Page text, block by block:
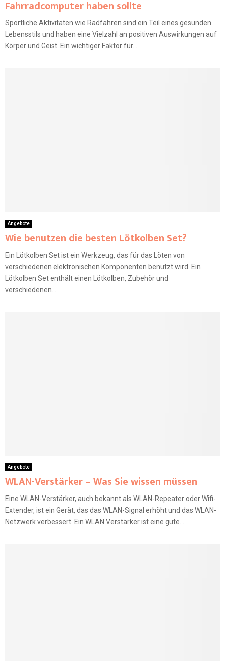
Fahrradcomputer haben sollte
Sportliche Aktivitäten wie Radfahren sind ein Teil eines gesunden
Lebensstils und haben eine Vielzahl an positiven Auswirkungen auf
Körper und Geist. Ein wichtiger Faktor für...
Angebote
Wie benutzen die besten Lötkolben Set?
Ein Lötkolben Set ist ein Werkzeug, das für das Löten von
verschiedenen elektronischen Komponenten benutzt wird. Ein
Lötkolben Set enthält einen Lötkolben, Zubehör und
verschiedenen...
Angebote
WLAN-Verstärker – Was Sie wissen müssen
Eine WLAN-Verstärker, auch bekannt als WLAN-Repeater oder Wifi-
Extender, ist ein Gerät, das das WLAN-Signal erhöht und das WLAN-
Netzwerk verbessert. Ein WLAN Verstärker ist eine gute...